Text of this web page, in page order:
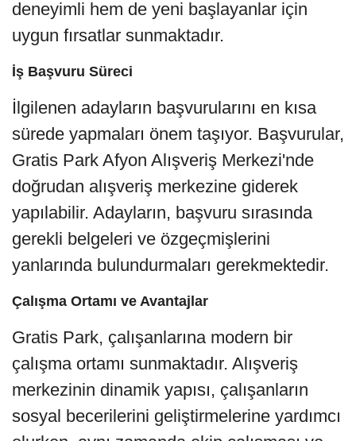
deneyimli hem de yeni başlayanlar için
uygun fırsatlar sunmaktadır.
İş Başvuru Süreci
İlgilenen adayların başvurularını en kısa
sürede yapmaları önem taşıyor. Başvurular,
Gratis Park Afyon Alışveriş Merkezi'nde
doğrudan alışveriş merkezine giderek
yapılabilir. Adayların, başvuru sırasında
gerekli belgeleri ve özgeçmişlerini
yanlarında bulundurmaları gerekmektedir.
Çalışma Ortamı ve Avantajlar
Gratis Park, çalışanlarına modern bir
çalışma ortamı sunmaktadır. Alışveriş
merkezinin dinamik yapısı, çalışanların
sosyal becerilerini geliştirmelerine yardımcı